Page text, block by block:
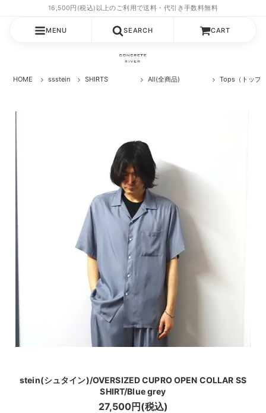
MENU SEARCH CART
HOME ssstein SHIRTS All(全商品) Tops（トップ
stein(シュタイン)/OVERSIZED CUPRO OPEN COLLAR SS
SHIRT/Blue grey
27,500円(税込)